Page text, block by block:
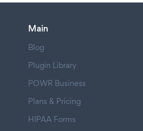
Main
Blog
Plugin Library
POWR Business
Plans & Pricing
HIPAA Forms